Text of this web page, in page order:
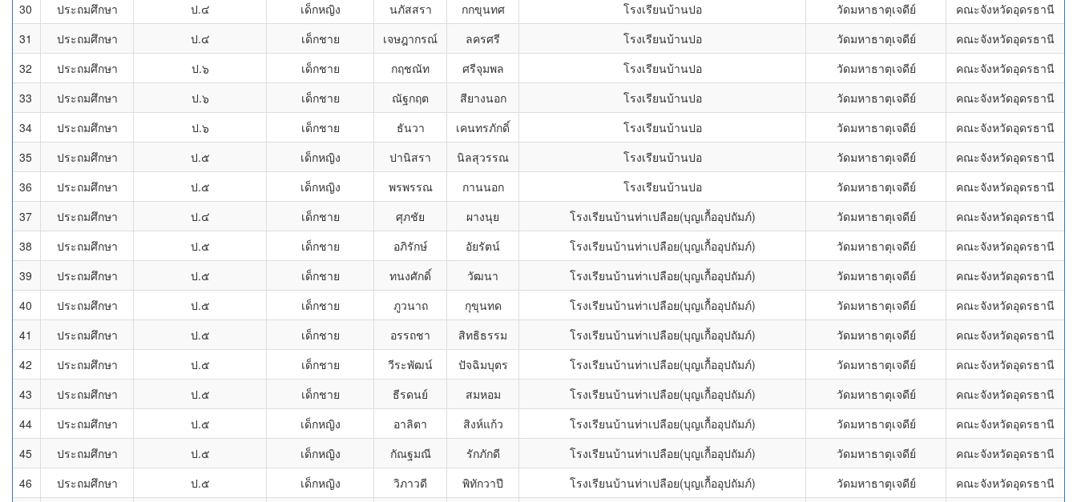
30
ประถมศึกษา ป.๔ เด็กหญิง นภัสสรา กกขุนทศ โรงเรียนบ้านปอ วัดมหาธาตุเจดีย์
คณะจังหวัดอุดรธานี
31
ประถมศึกษา ป.๔ เด็กชาย เจษฎากรณ์ ลครศรี โรงเรียนบ้านปอ วัดมหาธาตุเจดีย์
คณะจังหวัดอุดรธานี
32
ประถมศึกษา ป.๖ เด็กชาย กฤชณัท ศรีจุมพล โรงเรียนบ้านปอ วัดมหาธาตุเจดีย์
คณะจังหวัดอุดรธานี
33
ประถมศึกษา ป.๖ เด็กชาย ณัฐกฤต สียางนอก โรงเรียนบ้านปอ วัดมหาธาตุเจดีย์
คณะจังหวัดอุดรธานี
34
ประถมศึกษา ป.๖ เด็กชาย ธันวา เคนทรภักดิ์ โรงเรียนบ้านปอ วัดมหาธาตุเจดีย์
คณะจังหวัดอุดรธานี
35
ประถมศึกษา ป.๕ เด็กหญิง ปานิสรา นิลสุวรรณ โรงเรียนบ้านปอ วัดมหาธาตุเจดีย์
คณะจังหวัดอุดรธานี
36
ประถมศึกษา ป.๕ เด็กหญิง พรพรรณ กานนอก โรงเรียนบ้านปอ วัดมหาธาตุเจดีย์
คณะจังหวัดอุดรธานี
37
ประถมศึกษา ป.๔ เด็กชาย ศุภชัย ผางนุย โรงเรียนบ้านท่าเปลือย(บุญเกื้ออุปถัมภ์) วัดมหาธาตุเจดีย์
คณะจังหวัดอุดรธานี
38
ประถมศึกษา ป.๕ เด็กชาย อภิรักษ์ อัยรัตน์ โรงเรียนบ้านท่าเปลือย(บุญเกื้ออุปถัมภ์) วัดมหาธาตุเจดีย์
คณะจังหวัดอุดรธานี
39
ประถมศึกษา ป.๕ เด็กชาย ทนงศักดิ์ วัฒนา โรงเรียนบ้านท่าเปลือย(บุญเกื้ออุปถัมภ์) วัดมหาธาตุเจดีย์
คณะจังหวัดอุดรธานี
40
ประถมศึกษา ป.๕ เด็กชาย ภูวนาถ กุขุนทด โรงเรียนบ้านท่าเปลือย(บุญเกื้ออุปถัมภ์) วัดมหาธาตุเจดีย์
คณะจังหวัดอุดรธานี
41
ประถมศึกษา ป.๕ เด็กชาย อรรถชา สิทธิธรรม โรงเรียนบ้านท่าเปลือย(บุญเกื้ออุปถัมภ์) วัดมหาธาตุเจดีย์
คณะจังหวัดอุดรธานี
42
ประถมศึกษา ป.๕ เด็กชาย วีระพัฒน์ ปัจฉิมบุตร โรงเรียนบ้านท่าเปลือย(บุญเกื้ออุปถัมภ์) วัดมหาธาตุเจดีย์
คณะจังหวัดอุดรธานี
43
ประถมศึกษา ป.๕ เด็กชาย ธีรดนย์ สมหอม โรงเรียนบ้านท่าเปลือย(บุญเกื้ออุปถัมภ์) วัดมหาธาตุเจดีย์
คณะจังหวัดอุดรธานี
44
ประถมศึกษา ป.๕ เด็กหญิง อาลิตา สิงห์แก้ว โรงเรียนบ้านท่าเปลือย(บุญเกื้ออุปถัมภ์) วัดมหาธาตุเจดีย์
คณะจังหวัดอุดรธานี
45
ประถมศึกษา ป.๕ เด็กหญิง กัณฐมณี รักภักดี โรงเรียนบ้านท่าเปลือย(บุญเกื้ออุปถัมภ์) วัดมหาธาตุเจดีย์
คณะจังหวัดอุดรธานี
46
ประถมศึกษา ป.๕ เด็กหญิง วิภาวดี พิทักวาปี โรงเรียนบ้านท่าเปลือย(บุญเกื้ออุปถัมภ์) วัดมหาธาตุเจดีย์ คณะจังหวัดอุดรธานี